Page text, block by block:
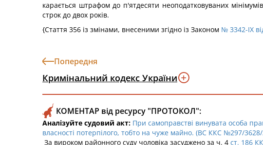
карається штрафом до п'ятдесяти неоподатковуваних
строк до двох років.
{Стаття 356 із змінами, внесеними згідно із Законом № 3342-IX
Попередня
Кримінальний кодекс України
КОМЕНТАР від ресурсу "ПРОТОКОЛ":
Аналізуйте судовий акт: При самоправстві винувата особа
власності потерпілого, тобто на чуже майно. (ВС ККС №297/
За вироком районного суду чоловіка засуджено за ч. 4 ст. 186